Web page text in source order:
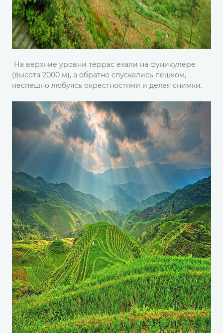
На верхние уровни террас ехали на фуникулере
(высота 2000 м), а обратно спускались пешком,
неспешно любуясь окрестностями и делая снимки.